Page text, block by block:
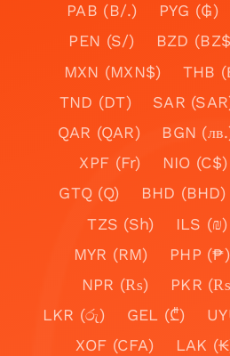
PAB (B/.)
PYG (₲)
PEN (S/)
BZD
MXN (MXN$)
THB (
TND (DT)
SAR
QAR (QAR)
BGN
XPF (Fr)
NIO (C$)
GTQ (Q)
BHD (BHD)
TZS (Sh)
ILS (₪)
MYR (RM)
PHP (₱)
NPR (₨)
PKR
LKR (රු)
GEL (₾)
XOF (CFA)
LAK